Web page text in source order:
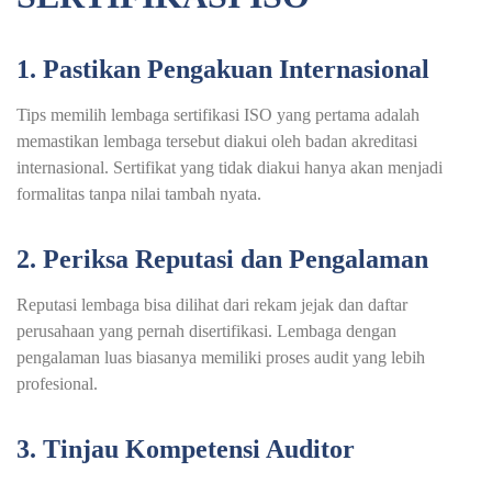
1. Pastikan Pengakuan Internasional
Tips memilih lembaga sertifikasi ISO yang pertama adalah
memastikan lembaga tersebut diakui oleh badan akreditasi
internasional. Sertifikat yang tidak diakui hanya akan menjadi
formalitas tanpa nilai tambah nyata.
2. Periksa Reputasi dan Pengalaman
Reputasi lembaga bisa dilihat dari rekam jejak dan daftar
perusahaan yang pernah disertifikasi. Lembaga dengan
pengalaman luas biasanya memiliki proses audit yang lebih
profesional.
3. Tinjau Kompetensi Auditor